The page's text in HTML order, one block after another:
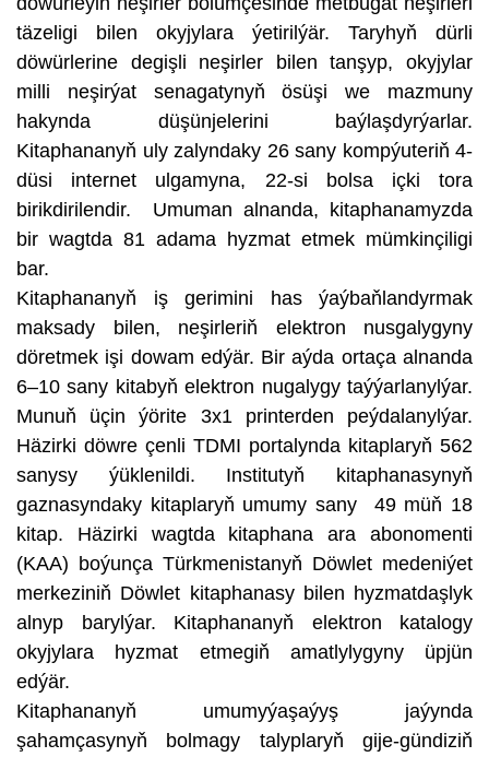
täzeligi bilen okyjylara ýetirilýär. Taryhyň dürli
döwürlerine degişli neşirler bilen tanşyp, okyjylar
milli neşirýat senagatynyň ösüşi we mazmuny
hakynda düşünjelerini baýlaşdyrýarlar.
Kitaphananyň uly zalyndaky 26 sany kompýuteriň 4-
düsi internet ulgamyna, 22-si bolsa içki tora
birikdirilendir. Umuman alnanda, kitaphanamyzda
bir wagtda 81 adama hyzmat etmek mümkinçiligi
bar.
Kitaphananyň iş gerimini has ýaýbaňlandyrmak
maksady bilen, neşirleriň elektron nusgalygyny
döretmek işi dowam edýär. Bir aýda ortaça alnanda
6–10 sany kitabyň elektron nugalygy taýýarlanylýar.
Munuň üçin ýörite 3х1 printerden peýdalanylýar.
Häzirki döwre çenli TDMI portalynda kitaplaryň 562
sanysy ýüklenildi. Institutyň kitaphanasynyň
gaznasyndaky kitaplaryň umumy sany 49 müň 18
kitap. Häzirki wagtda kitaphana ara abonomenti
(KAA) boýunça Türkmenistanyň Döwlet medeniýet
merkeziniň Döwlet kitaphanasy bilen hyzmatdaşlyk
alnyp barylýar. Kitaphananyň elektron katalogy
okyjylara hyzmat etmegiň amatlylygyny üpjün
edýär.
Kitaphananyň umumyýaşaýyş jaýynda
şahamçasynyň bolmagy talyplaryň gije-gündiziň